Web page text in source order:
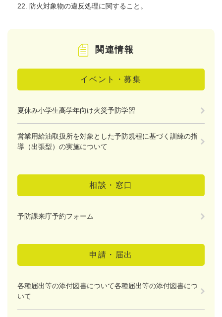
22. 防火対象物の違反処理に関すること。
関連情報
イベント・募集
夏休み小学生高学年向け火災予防学習
営業用給油取扱所を対象とした予防規程に基づく訓練の指
導（出張型）の実施について
相談・窓口
予防課来庁予約フォーム
申請・届出
各種届出等の添付図書について各種届出等の添付図書につ
いて